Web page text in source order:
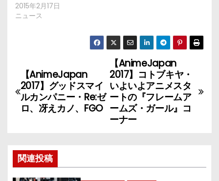
2015年2月17日
ニュース
投
稿
ナ
ゲ
ー
【AnimeJapan
2017】コトブキヤ・
いよいよアニメスタ
ートの『フレームア
ームズ・ガール』コ
ーナー
【AnimeJapan
2017】グッドスマイ
ルカンパニー・Re:ゼ
ロ、冴えカノ、FGO
関連投稿